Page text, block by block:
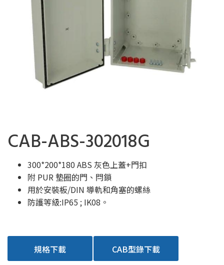
CAB-ABS-302018G
300*200*180 ABS 灰色上蓋+門扣
附 PUR 墊圈的門、閂鎖
用於安裝板/DIN 導軌和角塞的螺絲
防護等級:IP65 ; IK08。
規格下載 CAB型錄下載